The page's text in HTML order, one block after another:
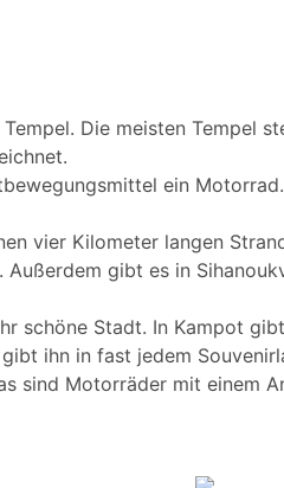
Die meisten Tempel
ein
vier Kilometer langen
gibt es in
schöne Stadt. In Kampot
ihn in fast jedem
sind Motorräder mit einem